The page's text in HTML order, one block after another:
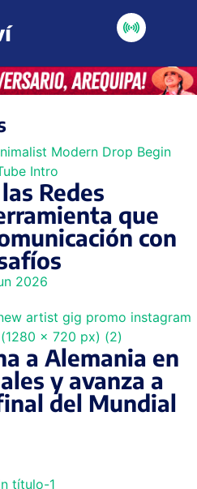
Redes
que
con
2026
a Alemania en
y avanza a
del Mundial